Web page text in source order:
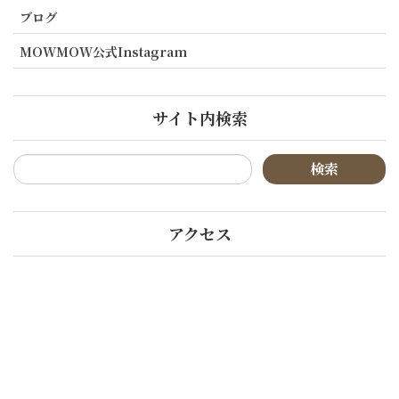
ブログ
MOWMOW公式Instagram
サイト内検索
アクセス